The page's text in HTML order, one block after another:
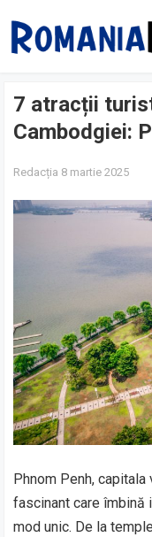
7 atracții
Cambodgiei:
Redacția 8 martie 2025
Phnom Penh,
fascinant care îmbină
mod unic. De la